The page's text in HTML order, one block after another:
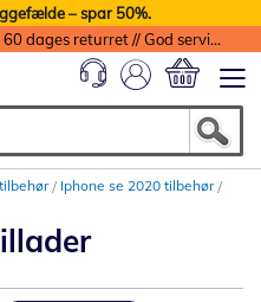
– spar 50%.
Billig fragt // Levering 1-2 dage // 60 dages returret // God service med garanti
Iphone se 2020 tilbehør